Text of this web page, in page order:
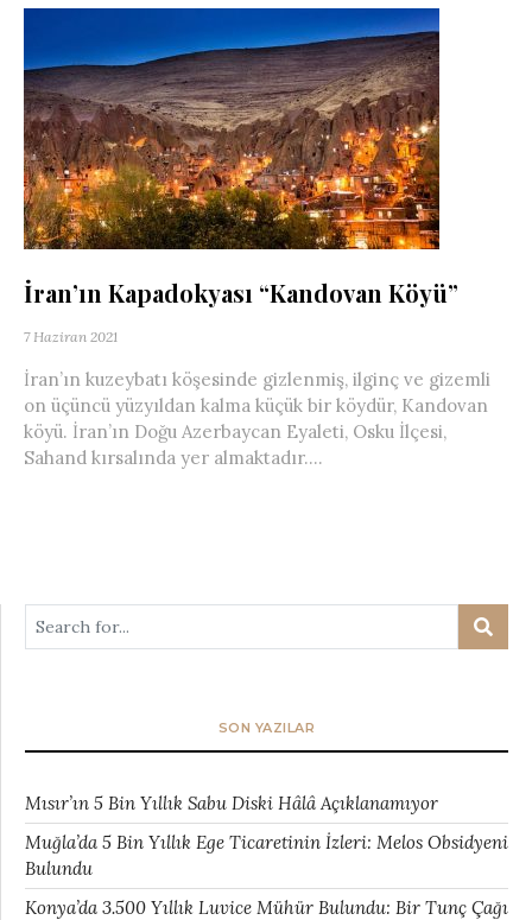
İran’ın Kapadokyası “Kandovan Köyü”
7 Haziran 2021
İran’ın kuzeybatı köşesinde gizlenmiş, ilginç ve gizemli
on üçüncü yüzyıldan kalma küçük bir köydür, Kandovan
köyü. İran’ın Doğu Azerbaycan Eyaleti, Osku İlçesi,
Sahand kırsalında yer almaktadır....
SON YAZILAR
Mısır’ın 5 Bin Yıllık Sabu Diski Hâlâ Açıklanamıyor
Muğla’da 5 Bin Yıllık Ege Ticaretinin İzleri: Melos Obsidyeni
Bulundu
Konya’da 3.500 Yıllık Luvice Mühür Bulundu: Bir Tunç Çağı